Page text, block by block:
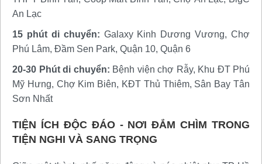
An Lạc
15 phút di chuyển: Galaxy Kinh Dương Vương, Chợ
Phú Lâm, Đầm Sen Park, Quận 10, Quận 6
20-30 Phút di chuyển: Bệnh viện chợ Rẫy, Khu ĐT Phú
Mỹ Hưng, Chợ Kim Biên, KĐT Thủ Thiêm, Sân Bay Tân
Sơn Nhất
TIỆN ÍCH ĐỘC ĐÁO - NƠI ĐẮM CHÌM TRONG
TIỆN NGHI VÀ SANG TRỌNG